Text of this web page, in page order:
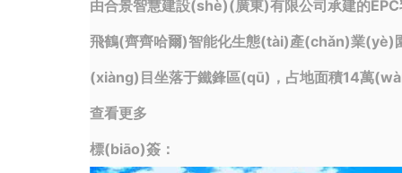
由合景智慧建設(shè)(廣東)有限公司承建的EPC
飛鶴(齊齊哈爾)智能化生態(tài)產(chǎn)業(yè)園
(xiàng)目坐落于鐵鋒區(qū)，占地面積14萬
查看更多
標(biāo)簽：